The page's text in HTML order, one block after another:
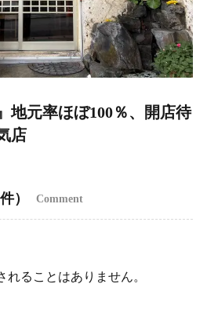
地元率ほぼ100％、開店待
店
） Comment
ることはありません。